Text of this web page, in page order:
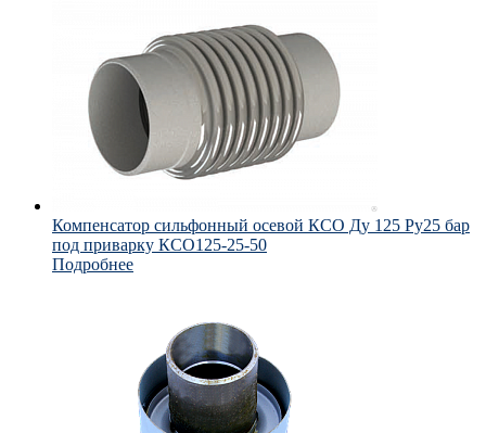
Компенсатор сильфонный осевой КСО Ду 125 Ру25 бар
под приварку КСО125-25-50
Подробнее